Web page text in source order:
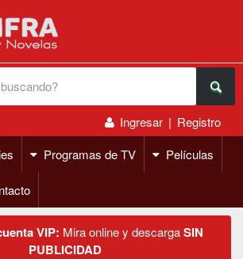
Ingresar | Registro
Programas de TV Películas
VIP: Mira online y descargaSIN
PUBLICIDAD